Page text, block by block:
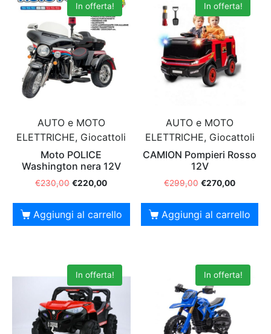
In offerta!
AUTO e MOTO
ELETTRICHE, Giocattoli
Moto POLICE
Washington nera 12V
€230,00 €220,00
Aggiungi al carrello
In offerta!
AUTO e MOTO
ELETTRICHE, Giocattoli
CAMION Pompieri Rosso
12V
€299,00 €270,00
Aggiungi al carrello
In offerta! In offerta!